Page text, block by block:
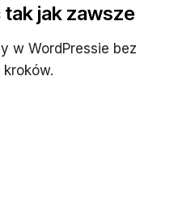
jak zawsze
w WordPressie bez